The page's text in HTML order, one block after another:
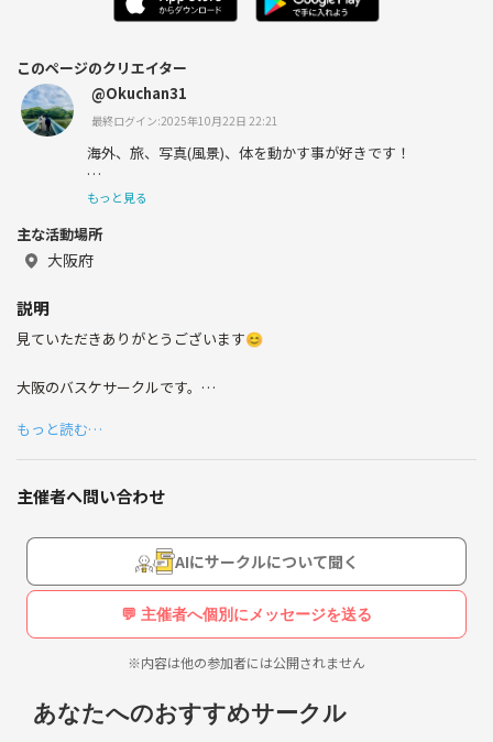
このページのクリエイター
@Okuchan31
最終ログイン:2025年10月22日 22:21
海外、旅、写真(風景)、体を動かす事が好きです！
仲良くしていただけると嬉しいです😊
よろしくお願いします！
もっと見る
主な活動場所
大阪府
説明
見ていただきありがとうございます😊
大阪のバスケサークルです。
2020年11月から活動させていただいて、3年になります！
◯サークルを立ち上げた目的
お気軽にバスケをしたい！
仕事終わりにストレスを発散したい人や、軽く運動したい人と楽しみた
など、カジュアルにバスケができる場を作りたいといった想いからこの
サークルを立ち上げました！
◯活動場所
大阪府：東大阪市、豊中市、茨木市、八尾市、生野区など
もっと読む…
主催者へ問い合わせ
AIにサークルについて聞く
💬 主催者へ個別にメッセージを送る
※内容は他の参加者には公開されません
あなたへのおすすめサークル